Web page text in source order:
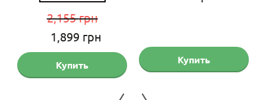
2,155грн
Первоначальная
цена
составляла
1,899 грн
цена:
1,899 грн.
Купить Купить